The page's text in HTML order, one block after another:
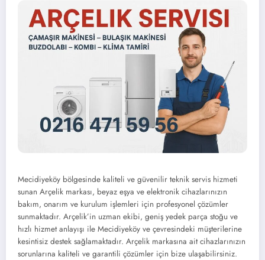
Mecidiyeköy bölgesinde kaliteli ve güvenilir teknik servis hizmeti
sunan Arçelik markası, beyaz eşya ve elektronik cihazlarınızın
bakım, onarım ve kurulum işlemleri için profesyonel çözümler
sunmaktadır. Arçelik’in uzman ekibi, geniş yedek parça stoğu ve
hızlı hizmet anlayışı ile Mecidiyeköy ve çevresindeki müşterilerine
kesintisiz destek sağlamaktadır. Arçelik markasına ait cihazlarınızın
sorunlarına kaliteli ve garantili çözümler için bize ulaşabilirsiniz.